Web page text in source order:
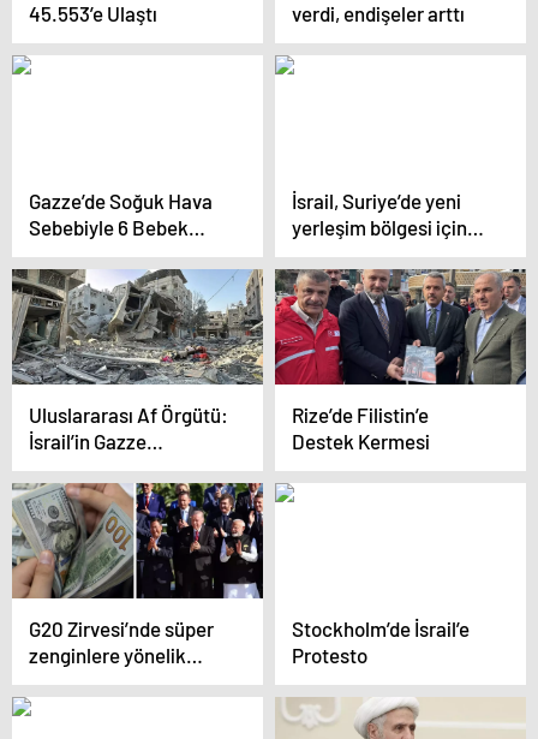
45.553’e Ulaştı
verdi, endişeler arttı
Gazze’de Soğuk Hava
Sebebiyle 6 Bebek
Hayatını Kaybetti
İsrail, Suriye’de yeni
yerleşim bölgesi için
harekete geçti
Uluslararası Af Örgütü:
İsrail’in Gazze
Eylemleri Soykırım
Rize’de Filistin’e
Destek Kermesi
G20 Zirvesi’nde süper
zenginlere yönelik
küresel bir vergi
oluşturulması ele alındı
Stockholm’de İsrail’e
Protesto